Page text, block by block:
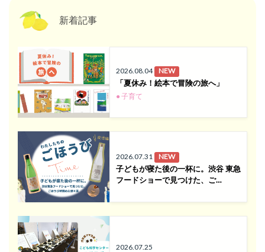
新着記事
2026.08.04 NEW
「夏休み！絵本で冒険の旅へ」
● 子育て
2026.07.31 NEW
子どもが寝た後の一杯に。渋谷 東急
フードショーで見つけた、ご…
2026.07.25